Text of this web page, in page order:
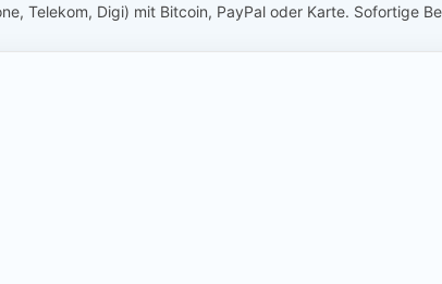
Telekom, Digi) mit Bitcoin, PayPal oder Karte. Sofortige